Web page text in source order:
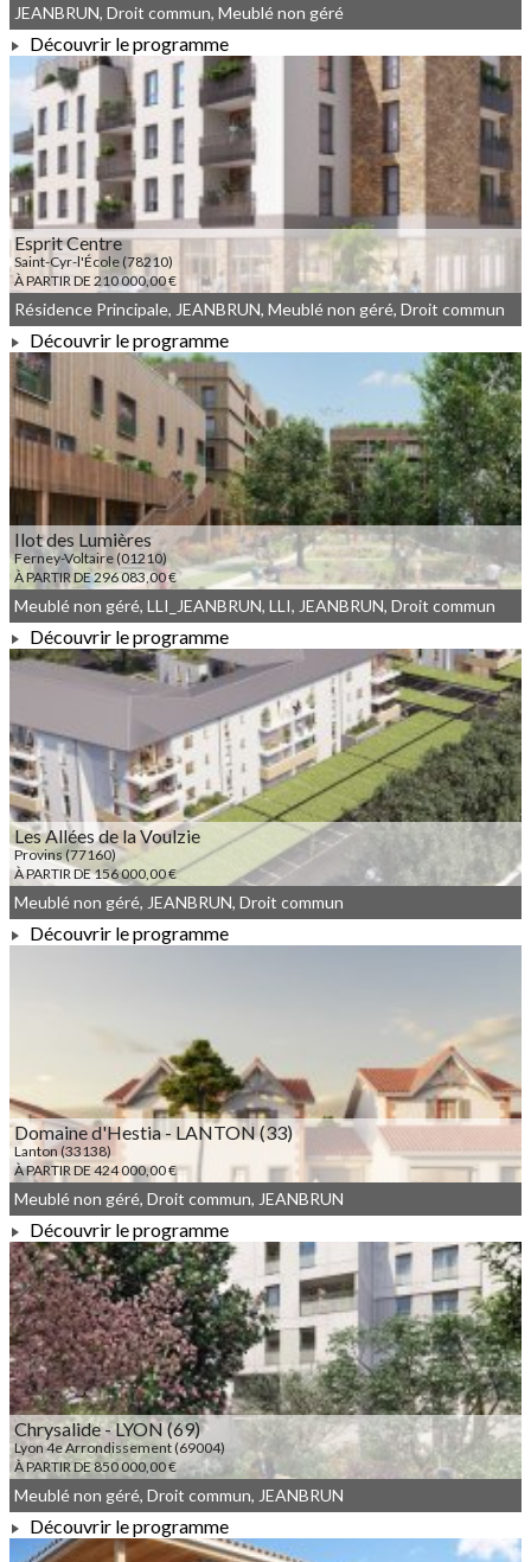
À PARTIR DE 234 000,00 €
JEANBRUN, Droit commun, Meublé non géré
Découvrir le programme
Esprit Centre
Saint-Cyr-l'École (78210)
À PARTIR DE 210 000,00 €
À PARTIR DE 210 000,00 €
Résidence Principale, JEANBRUN, Meublé non géré, Droit commun
Découvrir le programme
Ilot des Lumières
Ferney-Voltaire (01210)
À PARTIR DE 296 083,00 €
À PARTIR DE 296 083,00 €
Meublé non géré, LLI_JEANBRUN, LLI, JEANBRUN, Droit commun
Découvrir le programme
Les Allées de la Voulzie
Provins (77160)
À PARTIR DE 156 000,00 €
Meublé non géré, JEANBRUN, Droit commun
Découvrir le programme
Domaine d'Hestia - LANTON (33)
Lanton (33138)
À PARTIR DE 424 000,00 €
À PARTIR DE 424 000,00 €
Meublé non géré, Droit commun, JEANBRUN
Découvrir le programme
Chrysalide - LYON (69)
Lyon 4e Arrondissement (69004)
À PARTIR DE 850 000,00 €
Meublé non géré, Droit commun, JEANBRUN
Découvrir le programme